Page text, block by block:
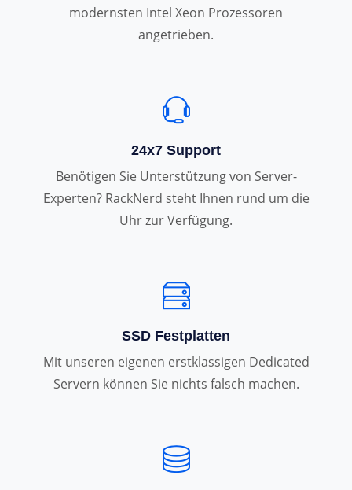
modernsten Intel Xeon Prozessoren
angetrieben.
24x7 Support
Benötigen Sie Unterstützung von Server-
Experten? RackNerd steht Ihnen rund um die
Uhr zur Verfügung.
SSD Festplatten
Mit unseren eigenen erstklassigen Dedicated
Servern können Sie nichts falsch machen.